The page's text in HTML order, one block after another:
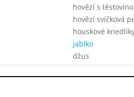
hovězí s
hovězí svíčková
houskové
jablko
džus